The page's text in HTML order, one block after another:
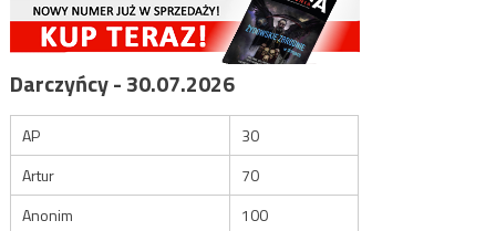
Darczyńcy - 30.07.2026
AP
30
Artur
70
Anonim
100